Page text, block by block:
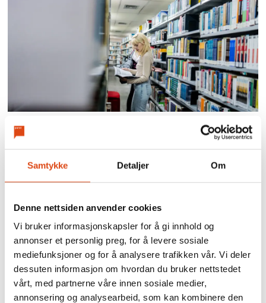
Samtykke Detaljer Om
Denne nettsiden anvender cookies
Vi bruker informasjonskapsler for å gi innhold og
annonser et personlig preg, for å levere sosiale
mediefunksjoner og for å analysere trafikken vår. Vi deler
dessuten informasjon om hvordan du bruker nettstedet
vårt, med partnerne våre innen sosiale medier,
annonsering og analysearbeid, som kan kombinere den
Flere med master synes
det er vanskelig å få jobb